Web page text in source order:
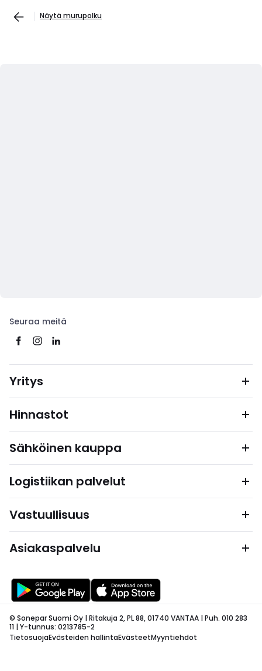
Näytä murupolku
Seuraa meitä
Yritys
Hinnastot
Sähköinen kauppa
Logistiikan palvelut
Vastuullisuus
Asiakaspalvelu
© Sonepar Suomi Oy | Ritakuja 2, PL 88, 01740 VANTAA | Puh. 010 283
11 | Y-tunnus: 0213785-2
TietosuojaEvästeiden hallintaEvästeetMyyntiehdot